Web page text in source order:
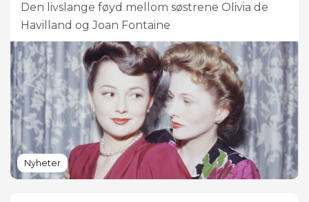
Den livslange føyd mellom søstrene Olivia de
Havilland og Joan Fontaine
Nyheter